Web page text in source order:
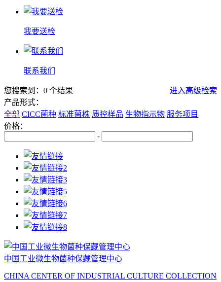
我要送检
联系我们
您搜索到：0 个结果
进入高级检索
产品形式：
全部 CICC菌种 标准菌株 质控样品 生物指示物 服务项目
价格：
-
中国工业微生物菌种保藏管理中心
CHINA CENTER OF INDUSTRIAL CULTURE COLLECTION